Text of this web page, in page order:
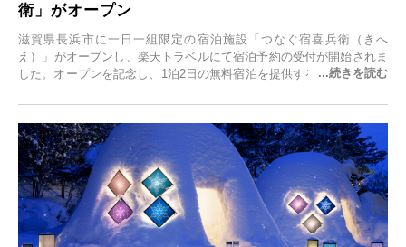
衛」がオープン
滋賀県長浜市に一日一組限定の宿泊施設「つなぐ宿喜兵衛（きへ
え）」がオープンし、楽天トラベルにて宿泊予約の受付が開始されま
した。オープンを記念し、1泊2日の無料宿泊を提供するキャンペーン
一組限定の宿だからこそ叶う、大切な人との特別な時間を体験いただ
けます。